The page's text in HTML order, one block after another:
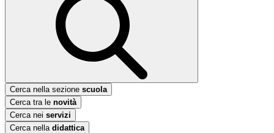
Cerca nella sezione scuola
Cerca tra le novità
Cerca nei servizi
Cerca nella didattica